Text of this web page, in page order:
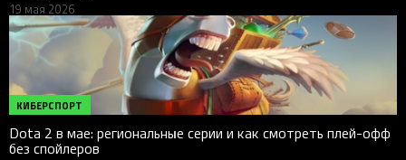
19 мая 2026
КИБЕРСПОРТ
Dota 2 в мае: региональные серии и как смотреть плей-офф
без спойлеров